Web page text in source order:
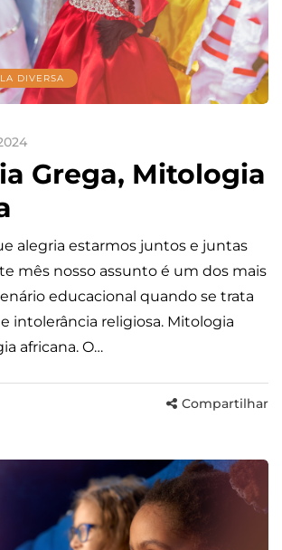
DIVERSA
Grega, Mitologia
alegria estarmos juntos e juntas
mês nosso assunto é um dos mais
educacional quando se trata
intolerância religiosa. Mitologia
africana. O…
Compartilhar